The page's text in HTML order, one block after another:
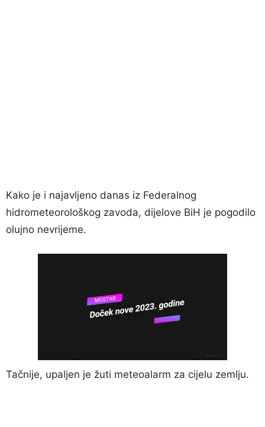
Kako je i najavljeno danas iz Federalnog
hidrometeorološkog zavoda, dijelove BiH je pogodilo
olujno nevrijeme.
Tačnije, upaljen je žuti meteoalarm za cijelu zemlju.